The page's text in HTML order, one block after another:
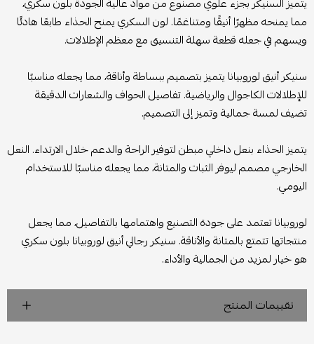
مما يمنحه مظهرًا أنيقًا ومتناغمًا. لون السكري يمنح الحذاء طابعًا هادئًا
ويسهم في جعله قطعة سهلة التنسيق مع معظم الإطلالات.
سنيكر أنيق لوروبيانا يتميز بتصميم ببساطة وأناقة، مما يجعله مناسبًا
للإطلالات الكاجوال والرياضية. تفاصيل الحواف والشعارات الدقيقة
تضيف لمسة جمالية وتميز إلى التصميم.
يتميز الحذاء بنعل داخلي مبطن لتوفير الراحة والدعم خلال الارتداء. النعل
الخارجي مصمم ليوفر الثبات والمتانة، مما يجعله مناسبًا للاستخدام
اليومي.
لوروبيانا تعتمد على جودة التصنيع واهتمامها بالتفاصيل، مما يجعل
منتجاتها تتمتع بالمتانة والأناقة. سنيكر رجالي أنيق لوروبيانا بلون سكري
هو خيار لمزيد من الجمالية والأداء.
تقييمات المنتج